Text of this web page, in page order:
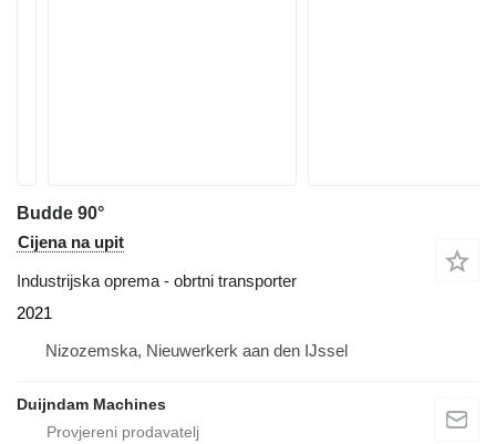
Budde 90°
Cijena na upit
Industrijska oprema - obrtni transporter
2021
Nizozemska, Nieuwerkerk aan den IJssel
Duijndam Machines